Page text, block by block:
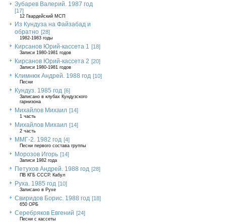
Зубарев Валерий. 1987 год
[17]
12 Гвардейский МСП
Из Кундуза на Файзабад и
обратно [28]
1982-1983 годы
Кирсанов Юрий-кассета 1 [18]
Записи 1980-1981 годов
Кирсанов Юрий-кассета 2 [20]
Записи 1980-1981 годов
Климнюк Андрей. 1988 год [10]
Песни
Кундуз. 1985 год [6]
Записано в клубах Кундузского
гарнизона
Михайлов Михаил [14]
1 часть
Михайлов Михаил [14]
2 часть
ММГ-2. 1982 год [4]
Песни первого состава группы
Морозов Игорь [14]
Записи 1982 года
Петухов Андрей. 1988 год [28]
ПВ КГБ СССР. Кабул
Руха. 1985 год [10]
Записано в Рухе
Свиридов Борис. 1988 год [18]
650 ОРБ
Серебряков Евгений [24]
Песни с кассеты